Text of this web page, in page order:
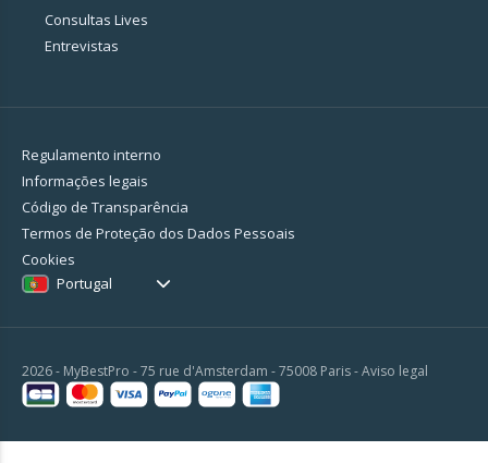
Consultas Lives
Entrevistas
Regulamento interno
Informações legais
Código de Transparência
Termos de Proteção dos Dados Pessoais
Cookies
Portugal
2026 - MyBestPro - 75 rue d'Amsterdam - 75008 Paris -Aviso legal